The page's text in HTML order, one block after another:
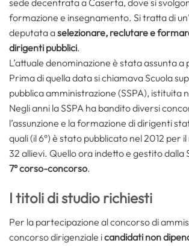
sede decentrata a Caserta, dove si
formazione e insegnamento. Si tratta di
deputata aselezionare, reclutare e
dirigenti pubblici.
L’attuale denominazione è stata assunta a
Prima di quella data si chiamava Scuola
pubblica amministrazione (SSPA), istituita
Negli anni la SSPA ha bandito diversi
l’assunzione e la formazione di dirigenti
quali (il 6°) è stato pubblicato nel 2012 per
32 allievi. Quello ora indetto e gestito dalla
7° corso-concorso.
I titoli di studio richiesti
Per la partecipazione al concorso di
concorso dirigenziale icandidati non